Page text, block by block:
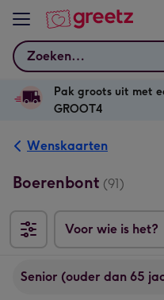
Bekijk meer
Zoeken
Pak groots uit met
GROOT4
Wenskaarten
Boerenbont (91)
Voor wie is het?
Senior (ouder dan 65